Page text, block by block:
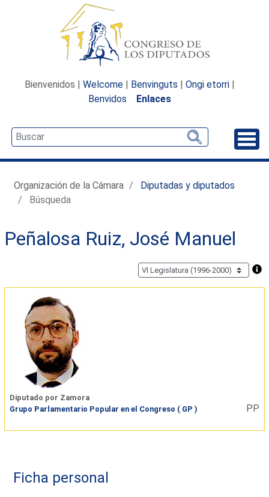
Bienvenidos | Welcome | Benvinguts | Ongi etorri |
Benvidos
Enlaces
Organización de la Cámara
Diputadas y diputados
Búsqueda
Peñalosa Ruiz, José Manuel
Diputado por Zamora
Grupo Parlamentario Popular en el Congreso ( GP )
PP
Ficha personal